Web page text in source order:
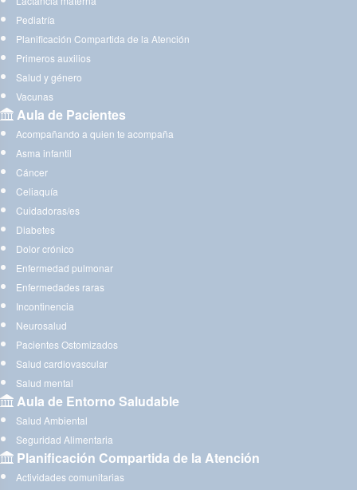
Pediatría
Planificación Compartida de la Atención
Primeros auxilios
Salud y género
Vacunas
Aula de Pacientes
Acompañando a quien te acompaña
Asma infantil
Cáncer
Celiaquía
Cuidadoras/es
Diabetes
Dolor crónico
Enfermedad pulmonar
Enfermedades raras
Incontinencia
Neurosalud
Pacientes Ostomizados
Salud cardiovascular
Salud mental
Aula de Entorno Saludable
Salud Ambiental
Seguridad Alimentaria
Planificación Compartida de la Atención
Actividades comunitarias